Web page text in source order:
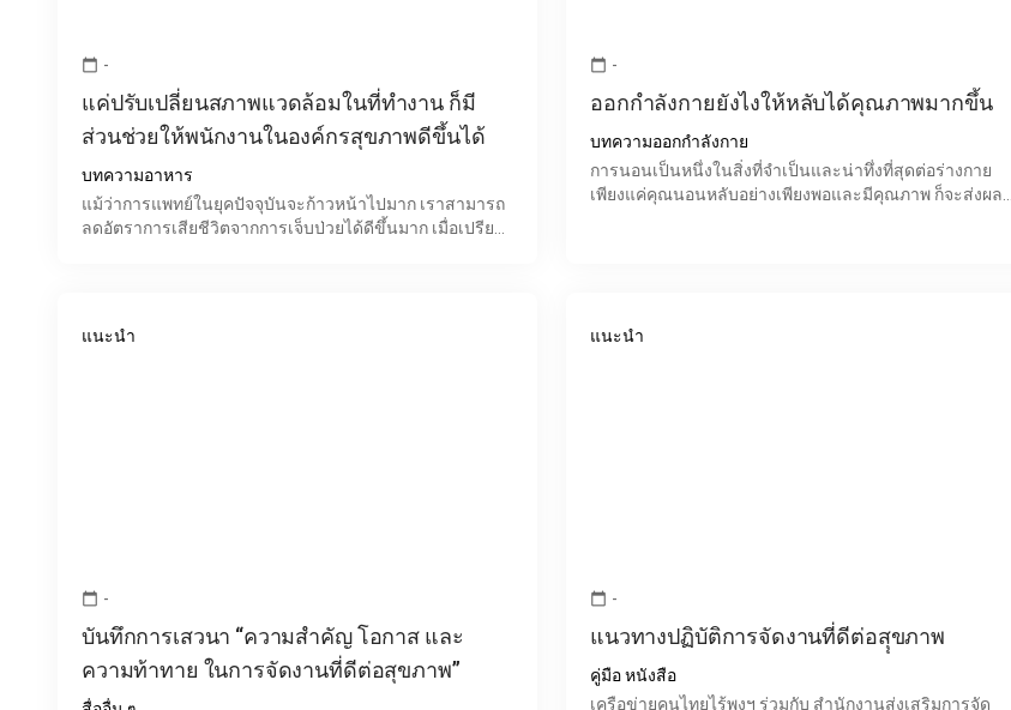
calendar_today -
แค่ปรับเปลี่ยนสภาพแวดล้อมในที่ทำงาน ก็มี
ส่วนช่วยให้พนักงานในองค์กรสุขภาพดีขึ้นได้
บทความอาหาร
แม้ว่าการแพทย์ในยุคปัจจุบันจะก้าวหน้าไปมาก เราสามารถ
ลดอัตราการเสียชีวิตจากการเจ็บป่วยได้ดีขึ้นมาก เมื่อเปรียบ
calendar_today -
ออกกำลังกายยังไงให้หลับได้คุณภาพมากขึ้น
บทความออกกำลังกาย
การนอนเป็นหนึ่งในสิ่งที่จำเป็นและน่าทึ่งที่สุดต่อร่างกาย
เพียงแค่คุณนอนหลับอย่างเพียงพอและมีคุณภาพ ก็จะส่งผลดี
แนะนำ
calendar_today -
บันทึกการเสวนา “ความสำคัญ โอกาส และ
ความท้าทาย ในการจัดงานที่ดีต่อสุขภาพ”
แนะนำ
calendar_today -
แนวทางปฏิบัติการจัดงานที่ดีต่อสุุขภาพ
คู่มือ หนังสือ
เครือข่ายคนไทยไร้พุงฯ ร่วมกับ สำนักงานส่งเสริมการจัด